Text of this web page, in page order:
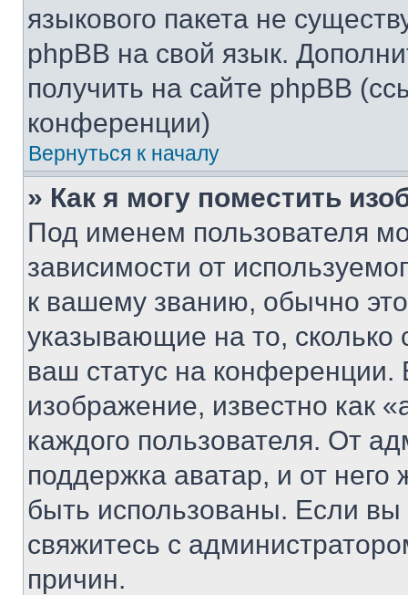
языкового пакета не
phpBB на свой язык.
получить на сайте phpBB
конференции)
Вернуться к началу
» Как я могу поместить
Под именем пользователя
зависимости от
к вашему званию, обычно это
указывающие на то,
ваш статус на
изображение, известно как
каждого пользователя. От
поддержка аватар, и от него
быть использованы. Если
свяжитесь с
причин.